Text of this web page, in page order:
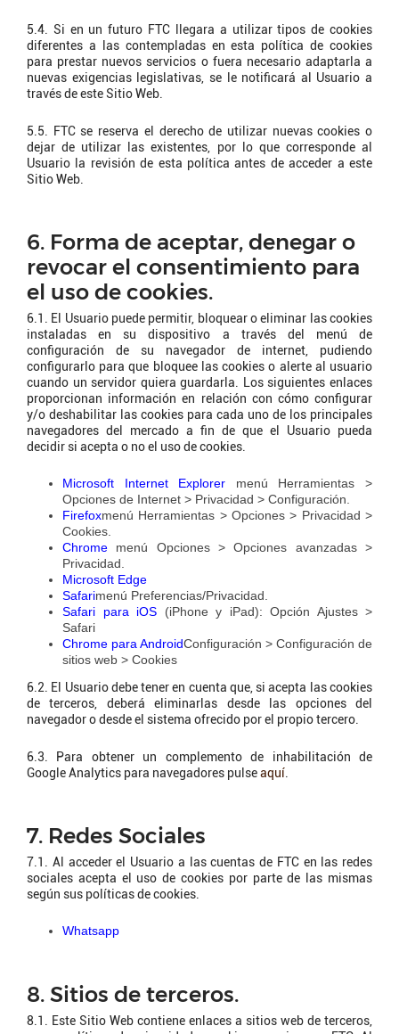
5.4. Si en un futuro FTC llegara a utilizar tipos de cookies
diferentes a las contempladas en esta política de cookies
para prestar nuevos servicios o fuera necesario adaptarla a
nuevas exigencias legislativas, se le notificará al Usuario a
través de este Sitio Web.
5.5. FTC se reserva el derecho de utilizar nuevas cookies o
dejar de utilizar las existentes, por lo que corresponde al
Usuario la revisión de esta política antes de acceder a este
Sitio Web.
6. Forma de aceptar, denegar o
revocar el consentimiento para
el uso de cookies.
6.1. El Usuario puede permitir, bloquear o eliminar las cookies
instaladas en su dispositivo a través del menú de
configuración de su navegador de internet, pudiendo
configurarlo para que bloquee las cookies o alerte al usuario
cuando un servidor quiera guardarla. Los siguientes enlaces
proporcionan información en relación con cómo configurar
y/o deshabilitar las cookies para cada uno de los principales
navegadores del mercado a fin de que el Usuario pueda
decidir si acepta o no el uso de cookies.
Microsoft Internet Explorer menú Herramientas >
Opciones de Internet > Privacidad > Configuración.
Firefoxmenú Herramientas > Opciones > Privacidad >
Cookies.
Chrome menú Opciones > Opciones avanzadas >
Privacidad.
Microsoft Edge
Safarimenú Preferencias/Privacidad.
Safari para iOS (iPhone y iPad): Opción Ajustes >
Safari
Chrome para AndroidConfiguración > Configuración de
sitios web > Cookies
6.2. El Usuario debe tener en cuenta que, si acepta las cookies
de terceros, deberá eliminarlas desde las opciones del
navegador o desde el sistema ofrecido por el propio tercero.
6.3. Para obtener un complemento de inhabilitación de
Google Analytics para navegadores pulseaquí
7. Redes Sociales
7.1. Al acceder el Usuario a las cuentas de FTC en las redes
sociales acepta el uso de cookies por parte de las mismas
según sus políticas de cookies.
Whatsapp
8. Sitios de terceros.
8.1. Este Sitio Web contiene enlaces a sitios web de terceros,